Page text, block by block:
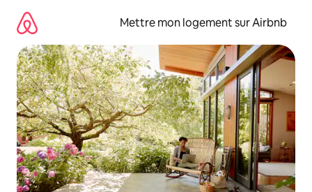
directement
contenu
Mettre mon logement sur Airbnb